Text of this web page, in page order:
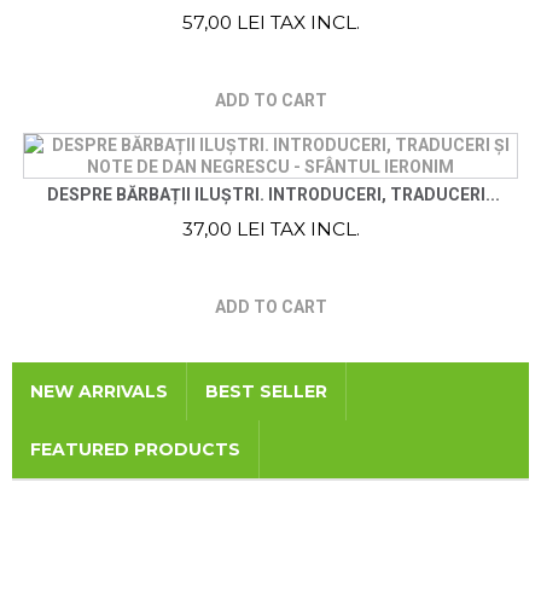
57,00 LEI TAX INCL.
ADD TO CART
DESPRE BĂRBAȚII ILUȘTRI. INTRODUCERI, TRADUCERI...
37,00 LEI TAX INCL.
ADD TO CART
NEW ARRIVALS BEST SELLER
FEATURED PRODUCTS